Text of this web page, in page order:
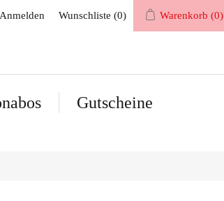
Anmelden Wunschliste (0) Warenkorb (0)
Gutscheine